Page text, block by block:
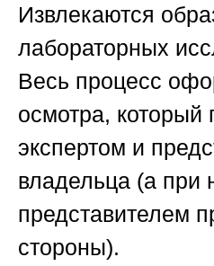
Извлекаются
лабораторных
Весь процесс
осмотра, который
экспертом и
владельца (а
представителем
стороны).